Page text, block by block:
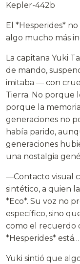
Kepler-442b
El *Hesperides*
algo mucho más
La capitana Yuki
de mando,
imitaba — con
Tierra. No porque
porque la
generaciones no
había parido,
generaciones
una nostalgia
—Contacto visual
sintético, a quien
*Eco*. Su voz no
específico, sino
como el recuerdo
*Hesperides*
Yuki sintió que